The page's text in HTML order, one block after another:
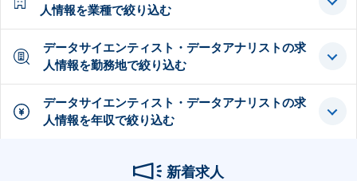
人情報を業種で絞り込む
データサイエンティスト・データアナリストの求
人情報を勤務地で絞り込む
データサイエンティスト・データアナリストの求
人情報を年収で絞り込む
新着求人